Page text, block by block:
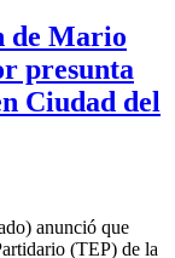
de Mario
presunta
Ciudad del
anunció que
(TEP) de la